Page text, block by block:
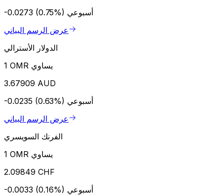
-0.0273 (0.75%) أسبوعي
عرض الرسم البياني
الدولار الأسترالي
1 OMR يساوي
3.67909 AUD
-0.0235 (0.63%) أسبوعي
عرض الرسم البياني
الفرنك السويسري
1 OMR يساوي
2.09849 CHF
-0.0033 (0.16%) أسبوعي